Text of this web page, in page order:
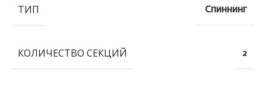
ТИП Спиннинг
КОЛИЧЕСТВО СЕКЦИЙ 2